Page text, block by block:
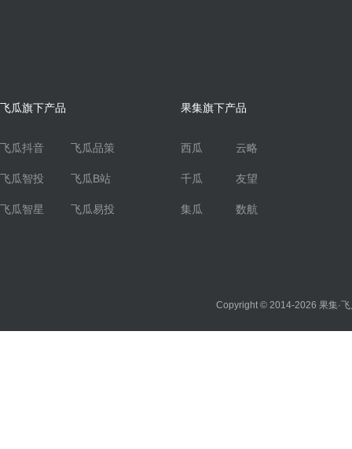
飞瓜旗下产品
飞瓜抖音 飞瓜品策
飞瓜智投 飞瓜B站
飞瓜智星 飞瓜易投
果集旗下产品
西瓜 云略
千瓜 友望
集瓜 数航
Copyright © 2014-2026 果集·